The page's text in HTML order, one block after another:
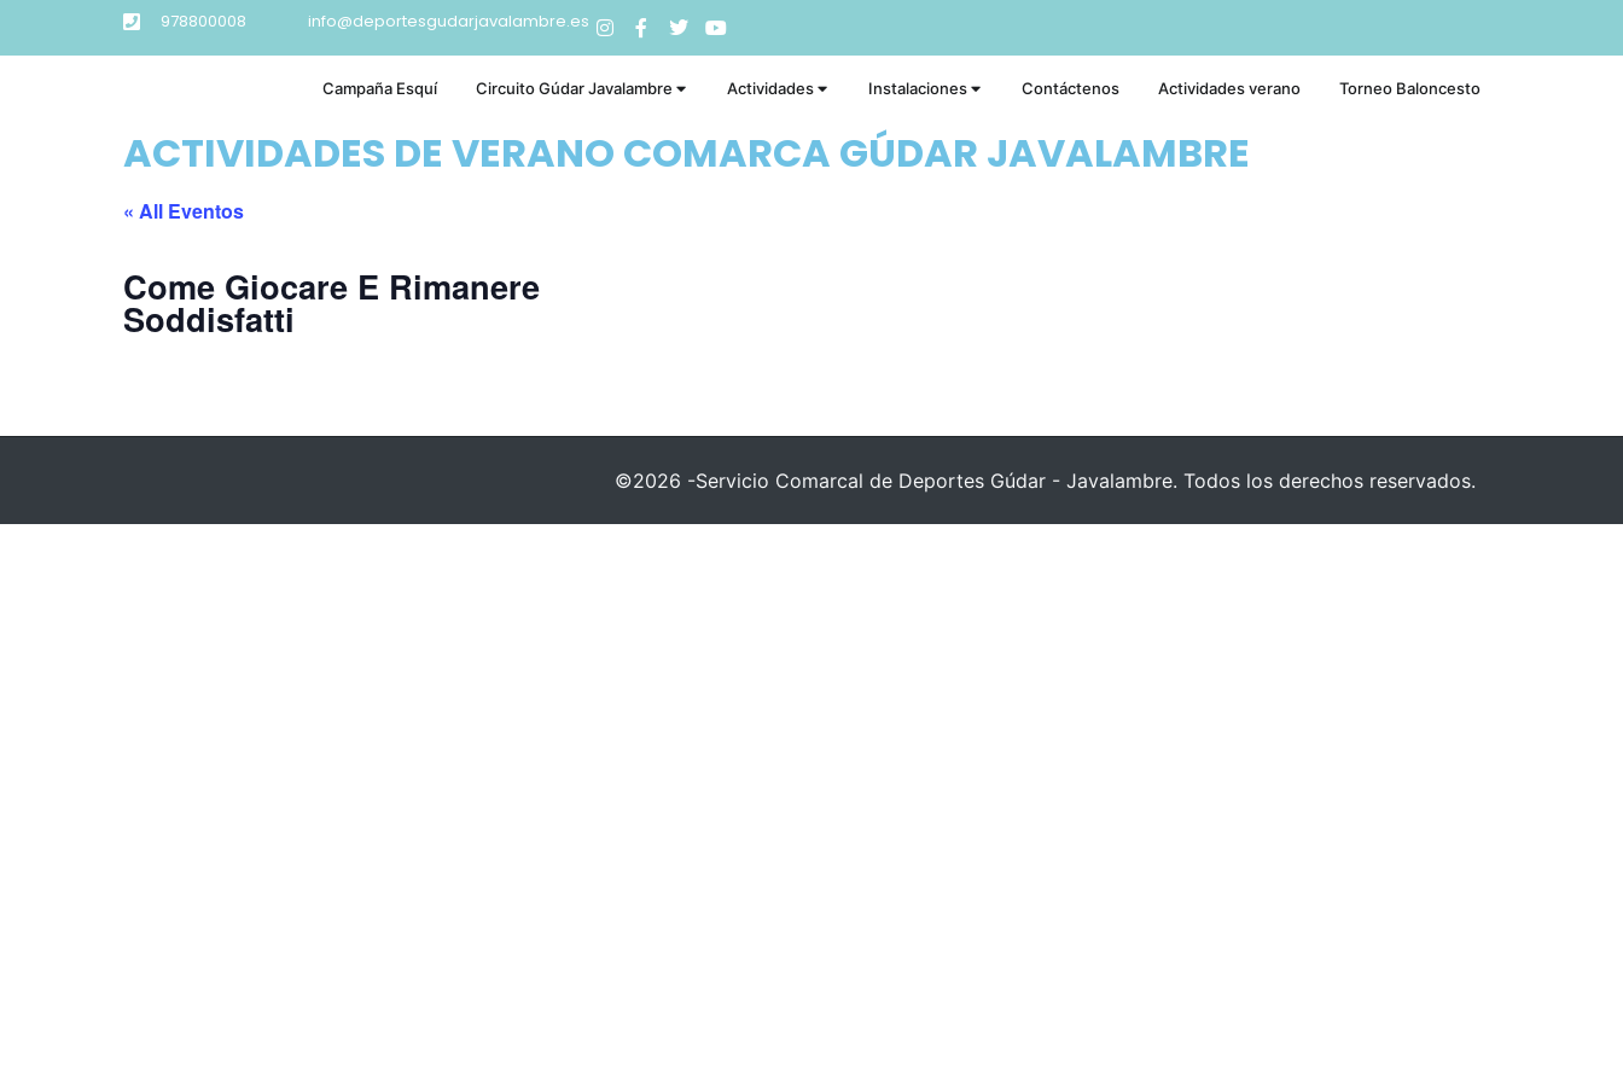
978800008 info@deportesgudarjavalambre.es
Campaña Esquí Circuito Gúdar Javalambre Actividades Instalaciones Contáctenos Actividades verano Torneo Baloncesto
ACTIVIDADES DE VERANO COMARCA GÚDAR JAVALAMBRE
« All Eventos
Come Giocare E Rimanere
Soddisfatti
©2026 -Servicio Comarcal de Deportes Gúdar - Javalambre. Todos los derechos reservados.